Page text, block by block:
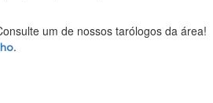
um de nossos tarólogos da área!
.